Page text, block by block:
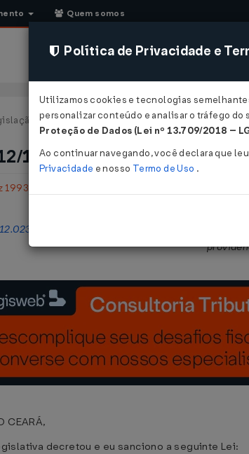
Quem somos
CONSULTORIA
Estadual - Ceará
1993
1993
de 20 de novembro de 1992
, que dispõe
CEARÁ,
decretou e eu sanciono a seguinte Lei:
Política de Privacidade e
Utilizamos cookies e tecnologias
personalizar conteúdo e analisar o tráfego do
Proteção de Dados (Lei nº 13.709/2018 –
Ao continuar navegando, você declara que
Privacidade e nosso Termo de Uso .